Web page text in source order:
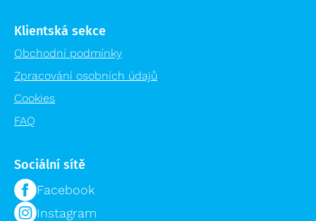
Klientská sekce
Obchodní podmínky
Zpracování osobních údajů
Cookies
FAQ
Sociální sítě
Facebook
Instagram